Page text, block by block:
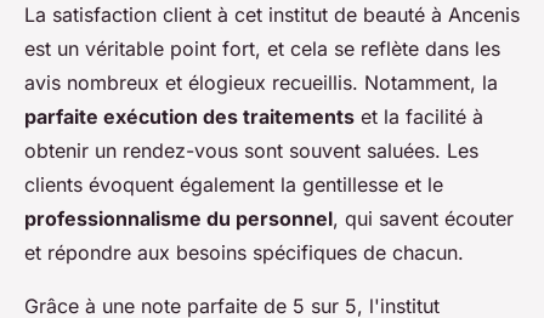
La satisfaction client à cet institut de beauté à Ancenis
est un véritable point fort, et cela se reflète dans les
avis nombreux et élogieux recueillis. Notamment, la
parfaite exécution des traitements et la facilité à
obtenir un rendez-vous sont souvent saluées. Les
clients évoquent également la gentillesse et le
professionnalisme du personnel, qui savent écouter
et répondre aux besoins spécifiques de chacun.
Grâce à une note parfaite de 5 sur 5, l'institut